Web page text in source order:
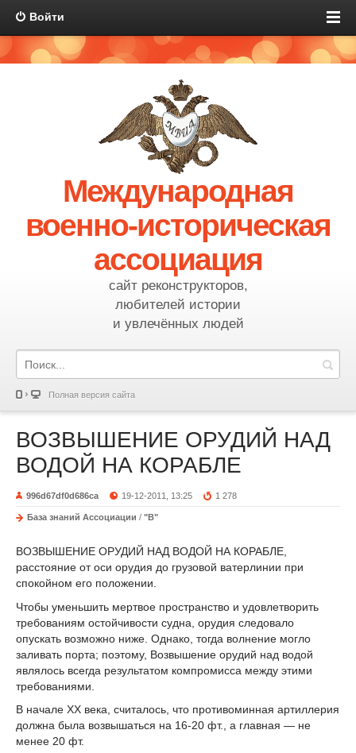
Войти
Международная
военно-историческая
ассоциация
сайт реконструкторов,
любителей истории
и увлечённых людей
Полная версия сайта
ВОЗВЫШЕНИЕ ОРУДИЙ НАД
ВОДОЙ НА КОРАБЛЕ
996d67df0d686ca 19-12-2011, 13:25 1 278
База знаний Ассоциации / "В"
ВОЗВЫШЕНИЕ ОРУДИЙ НАД ВОДОЙ НА КОРАБЛЕ,
расстояние от оси орудия до грузовой ватерлинии при
спокойном его положении.
Чтобы уменьшить мертвое пространство и удовлетворить
требованиям остойчивости судна, орудия следовало
опускать возможно ниже. Однако, тогда волнение могло
заливать порта; поэтому, Возвышение орудий над водой
являлось всегда результатом компромисса между этими
требованиями.
В начале XX века, считалось, что противоминная артиллерия
должна была возвышаться на 16-20 фт., а главная — не
менее 20 фт.